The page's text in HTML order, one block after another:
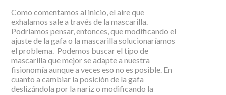
Como comentamos al inicio, el aire que
exhalamos sale a través de la mascarilla.
Podríamos pensar, entonces, que modificando el
ajuste de la gafa o la mascarilla solucionaríamos
el problema. Podemos buscar el tipo de
mascarilla que mejor se adapte a nuestra
fisionomía aunque a veces eso no es posible. En
cuanto a cambiar la posición de la gafa
deslizándola por la nariz o modificando la